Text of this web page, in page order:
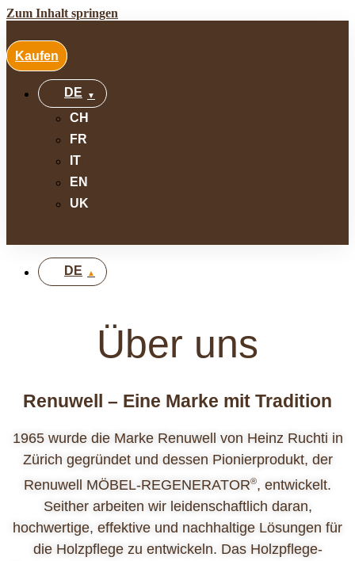
Zum Inhalt springen
Kaufen
DE
CH
FR
IT
EN
UK
DE
Über uns
Renuwell – Eine Marke mit Tradition
1965 wurde die Marke Renuwell von Heinz Ruchti in
Zürich gegründet und dessen Pionierprodukt, der
Renuwell MÖBEL-REGENERATOR®, entwickelt.
Seither arbeiten wir leidenschaftlich daran,
hochwertige, effektive und nachhaltige Lösungen für
die Holzpflege zu entwickeln. Das Holzpflege-